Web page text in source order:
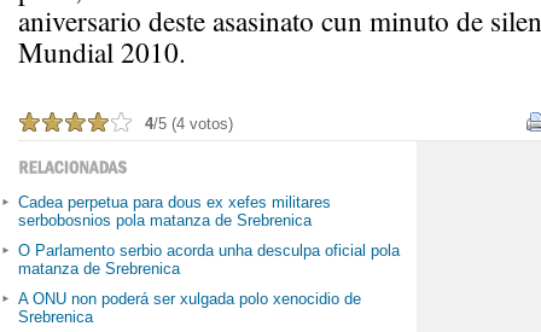
aniversario deste asasinato cun minuto de
Mundial 2010.
4/5 (4 votos)
Cadea perpetua para dous ex xefes militares
serbobosnios pola matanza de Srebrenica
O Parlamento serbio acorda unha desculpa oficial pola
matanza de Srebrenica
A ONU non poderá ser xulgada polo xenocidio de
Srebrenica